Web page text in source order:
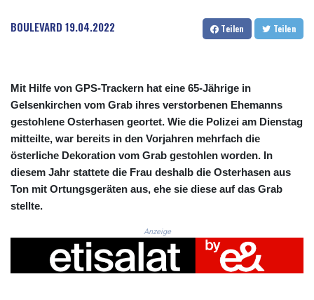
CUC 1.153523
CUP 30.568357
DKK 7.475497
DOP 67.329861
DZD 153.461287
EGP 57.417408
ERN 17.302844
ETB 186.159691
FJD 2.553842
GEL 3.016476
GGP 0.857346
GHS 13.535365
BOULEVARD 19.04.2022 Teilen Teilen
Mit Hilfe von GPS-Trackern hat eine 65-Jährige in
Gelsenkirchen vom Grab ihres verstorbenen Ehemanns
gestohlene Osterhasen geortet. Wie die Polizei am Dienstag
mitteilte, war bereits in den Vorjahren mehrfach die
österliche Dekoration vom Grab gestohlen worden. In
diesem Jahr stattete die Frau deshalb die Osterhasen aus
Ton mit Ortungsgeräten aus, ehe sie diese auf das Grab
stellte.
Anzeige